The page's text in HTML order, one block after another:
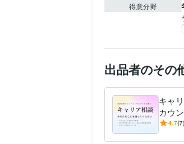
得意分野
出品者のその
キャ
カウ
持ち
4.7(7)